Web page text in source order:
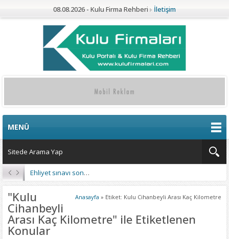
08.08.2026 - Kulu Firma Rehberi İletişim
MENÜ
Ehliyet sınavı sonuçları açıklandı
Anasayfa » Etiket: Kulu Cihanbeyli Arası Kaç Kilometre
"Kulu
Cihanbeyli
Arası Kaç Kilometre" ile Etiketlenen
Konular